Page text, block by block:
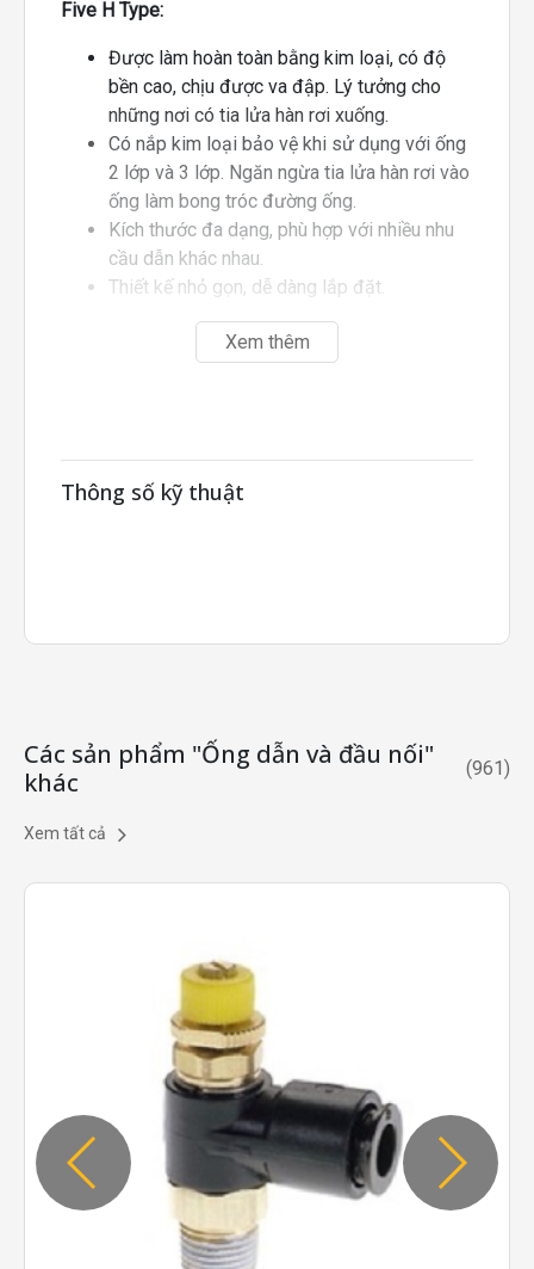
Five H Type:
Được làm hoàn toàn bằng kim loại, có độ
bền cao, chịu được va đập. Lý tưởng cho
những nơi có tia lửa hàn rơi xuống.
Có nắp kim loại bảo vệ khi sử dụng với ống
2 lớp và 3 lớp. Ngăn ngừa tia lửa hàn rơi vào
ống làm bong tróc đường ống.
Kích thước đa dạng, phù hợp với nhiều nhu
cầu dẫn khác nhau.
Thiết kế nhỏ gọn, dễ dàng lắp đặt.
Xem thêm
Thông số kỹ thuật
Các sản phẩm "Ống dẫn và đầu nối"
khác
(961)
Xem tất cả